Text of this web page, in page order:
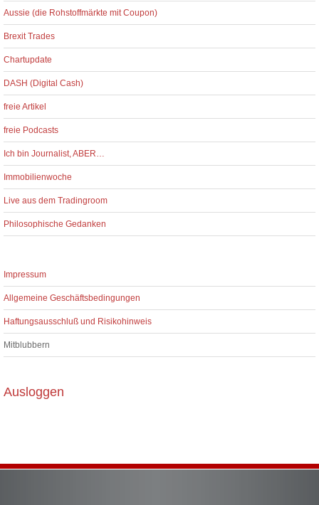
Aussie (die Rohstoffmärkte mit Coupon)
Brexit Trades
Chartupdate
DASH (Digital Cash)
freie Artikel
freie Podcasts
Ich bin Journalist, ABER…
Immobilienwoche
Live aus dem Tradingroom
Philosophische Gedanken
Impressum
Allgemeine Geschäftsbedingungen
Haftungsausschluß und Risikohinweis
Mitblubbern
Ausloggen